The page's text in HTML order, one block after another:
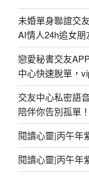
未婚單身聯誼交
AI情人24h追女
戀愛秘書交友
中心快速脫單，
交友中心私密語
陪伴你告別孤單
閱讀心靈|丙午年
閱讀心靈|丙午年